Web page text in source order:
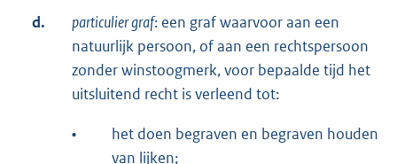
d. particulier graf: een graf waarvoor aan een
natuurlijk persoon, of aan een rechtspersoon
zonder winstoogmerk, voor bepaalde tijd het
uitsluitend recht is verleend tot:
•
het doen begraven en begraven houden
van lijken;